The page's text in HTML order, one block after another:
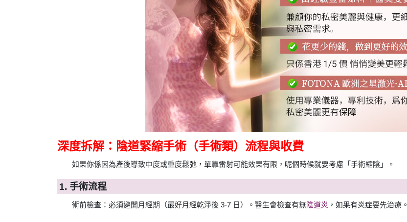
深度拆解：陰道緊縮手術（手術類）流程與收費
如果你係因為產後導致中度或重度鬆弛，單靠雷射可能效果有限，呢個時候就要考慮「手術縮陰」。
1. 手術流程
術前檢查：必須避開月經期（最好月經乾淨後 3-7 日）。醫生會檢查有無陰道炎 ，如果有炎症要先治療。